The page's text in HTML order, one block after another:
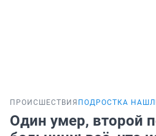
ПРОИСШЕСТВИЯ ПОДРОСТКА
Один умер, второй